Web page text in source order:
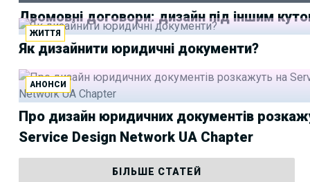
Двомовні договори: дизайн під іншим
ЖИТТЯ
Як дизайнити юридичні документи?
АНОНСИ
Про дизайн юридичних документів
Service Design Network UA Chapter
БІЛЬШЕ СТАТЕЙ